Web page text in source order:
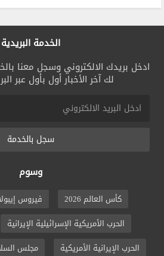
الخدمة البريدية
ادخل بريدك الالكتروني وسجل معنا
لك آخر الأخبار أول بأول عبر
سجل بالخدمة
وسوم
كأس العالم 2026 فيروس
الحرب الأمريكية الإسرائيلية الإيرانية
الحرب الإيرانية الأمريكية
مجلس